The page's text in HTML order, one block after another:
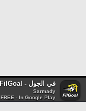
في الجول - FilGoal
Sarmady
FREE - In Google Play